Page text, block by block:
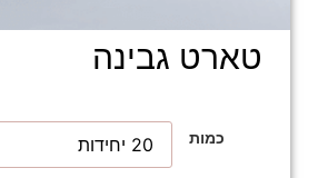
טארט גבינה
כמות